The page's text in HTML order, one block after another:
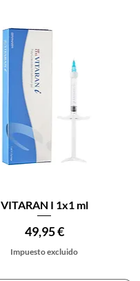
Vista rápida
VITARAN I 1x1 ml
Precio
49,95 €
Impuesto excluido